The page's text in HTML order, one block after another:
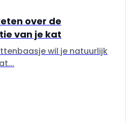
over de
van je kat
wil je natuurlijk